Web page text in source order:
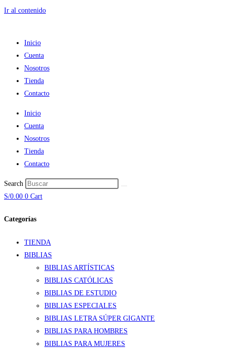
Ir al contenido
Inicio
Cuenta
Nosotros
Tienda
Contacto
Inicio
Cuenta
Nosotros
Tienda
Contacto
Search
S/0.00 0 Cart
Categorías
TIENDA
BIBLIAS
BIBLIAS ARTÍSTICAS
BIBLIAS CATÓLICAS
BIBLIAS DE ESTUDIO
BIBLIAS ESPECIALES
BIBLIAS LETRA SÚPER GIGANTE
BIBLIAS PARA HOMBRES
BIBLIAS PARA MUJERES